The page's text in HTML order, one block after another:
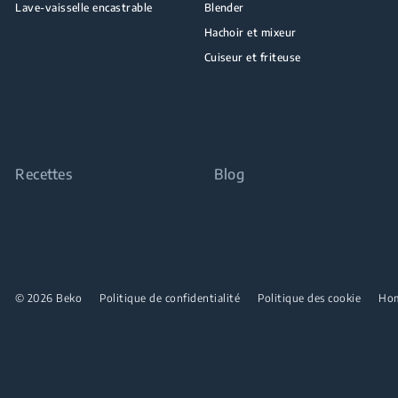
Lave-vaisselle encastrable
Blender
Hachoir et mixeur
Cuiseur et friteuse
Recettes Blog
© 2026 Beko Politique de confidentialité Politique des cookie